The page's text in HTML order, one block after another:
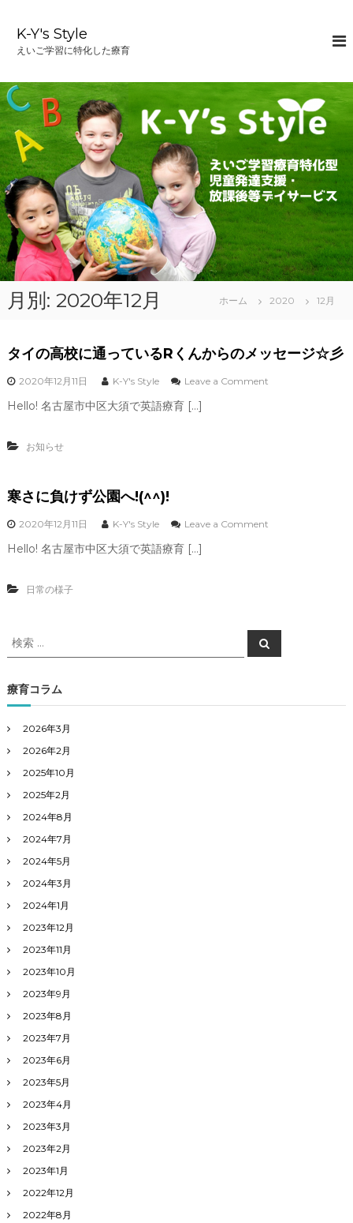
へ
ス
キ
ッ
プ
K-Y's Style
えいご学習に特化した療育
月別: 2020年12月 ホーム 2020 12月
タイの高校に通っているRくんからのメッセージ☆彡
2020年12月11日 K-Y's Style Leave a Commento
て
メ
ジ
Hello! 名古屋市中区大須で英語療育 […]
お知らせ
寒さに負けず公園へ!(^^)!
2020年12月11日 K-Y's Style Leave a Commento
園
^
Hello! 名古屋市中区大須で英語療育 […]
日常の様子
検
索
象
:
検
索
療育コラム
2026年3月
2026年2月
2025年10月
2025年2月
2024年8月
2024年7月
2024年5月
2024年3月
2024年1月
2023年12月
2023年11月
2023年10月
2023年9月
2023年8月
2023年7月
2023年6月
2023年5月
2023年4月
2023年3月
2023年2月
2023年1月
2022年12月
2022年8月